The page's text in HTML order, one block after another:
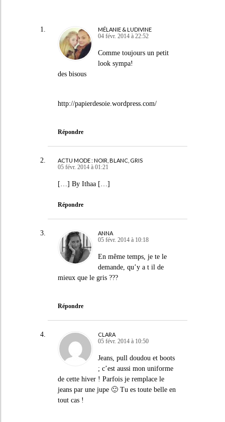
MÉLANIE & LUDIVINE
04 févr. 2014 à 22:52
Comme toujours un petit
look sympa!
des bisous
http://papierdesoie.wordpress.com/
Répondre
ACTU MODE : NOIR, BLANC, GRIS
05 févr. 2014 à 01:21
[…] By Ithaa […]
Répondre
ANNA
05 févr. 2014 à 10:18
En même temps, je te le
demande, qu’y a t il de
mieux que le gris ???
Répondre
CLARA
05 févr. 2014 à 10:50
Jeans, pull doudou et boots
; c’est aussi mon uniforme
de cette hiver ! Parfois je remplace le
jeans par une jupe 🙂 Tu es toute belle en
tout cas !